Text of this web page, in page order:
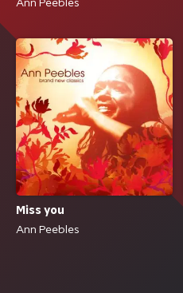
Ann Peebles
Miss you
Ann Peebles